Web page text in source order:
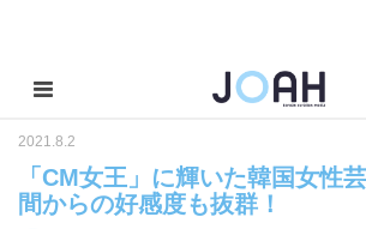
2021.8.2
「CM女王」に輝いた韓国女性
間からの好感度も抜群！